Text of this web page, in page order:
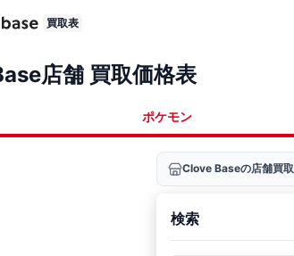
買取表
店舗 買取価格表
ポケモン
Clove Baseの店舗買取
検索